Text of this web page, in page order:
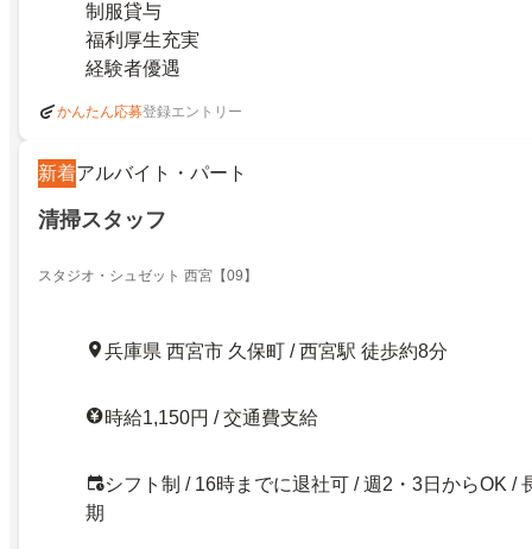
制服貸与
福利厚生充実
経験者優遇
かんたん応募登録エントリー
新着アルバイト・パート
清掃スタッフ
スタジオ・シュゼット 西宮【09】
兵庫県 西宮市 久保町 / 西宮駅 徒歩約8分
時給1,150円 / 交通費支給
シフト制 / 16時までに退社可 / 週2・3日からOK /
期